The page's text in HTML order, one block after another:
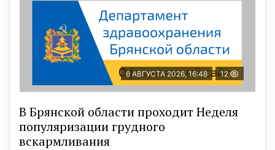
6 АВГУСТА 2026, 16:48 12
В Брянской области проходит Неделя
популяризации грудного
вскармливания